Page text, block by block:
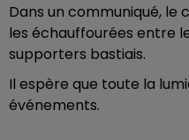
Dans un communiqué,
les échauffourées entre
supporters bastiais.
Il espère que toute la
événements.